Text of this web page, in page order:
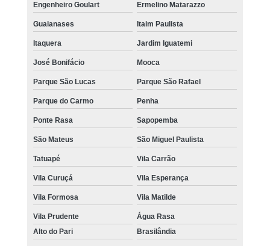
Engenheiro Goulart Ermelino Matarazzo
Guaianases Itaim Paulista
Itaquera Jardim Iguatemi
José Bonifácio Mooca
Parque São Lucas Parque São Rafael
Parque do Carmo Penha
Ponte Rasa Sapopemba
São Mateus São Miguel Paulista
Tatuapé Vila Carrão
Vila Curuçá Vila Esperança
Vila Formosa Vila Matilde
Vila Prudente
Água Rasa
Alto do Pari
Brasilândia